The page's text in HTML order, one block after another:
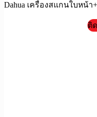
Dahua เครื่องสแกนใบหน้า
ติ